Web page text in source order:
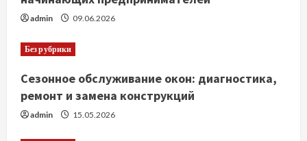
admin 09.06.2026
Без рубрики
Сезонное обслуживание окон: диагностика,
ремонт и замена конструкций
admin 15.05.2026